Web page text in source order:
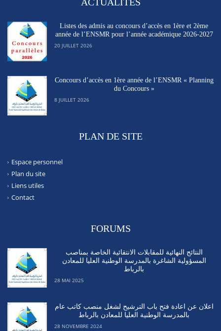
Listes des admis au concours d’accès en 1ère et 2ème
année de l’ENSMR pour l’année académique 2026-2027
20 JUILLET 2026
Concours d’accès en 1ère année de l’ENSMR « Planning
du Concours »
8 JUILLET 2026
PLAN DE SITE
Espace personnel
Plan du site
Liens utiles
Contact
FORUMS
النتائج النهائية للمقابلات الانتقائية الخاصة بمناصب
المسؤولية الشاغرة بالمدرسة الوطنية العليا للمعادن
بالرباط
28 MAI 2025
اعلان عن اعادة فتح باب الترشيح لشغل منصب كاتب عام
بالمدرسة الوطنية العليا للمعادن بالرباط
28 NOVEMBRE 2024